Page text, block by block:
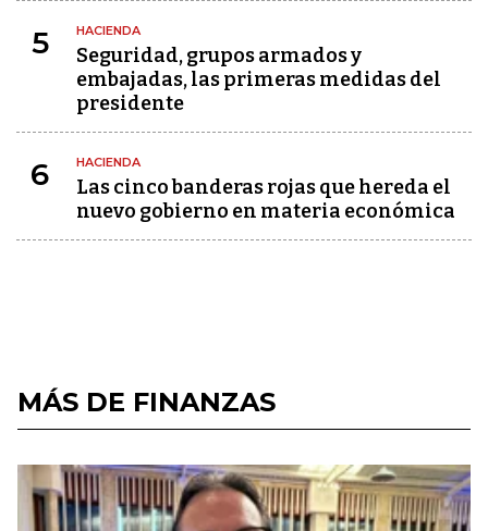
5 HACIENDA
Seguridad, grupos armados y
embajadas, las primeras medidas del
presidente
6 HACIENDA
Las cinco banderas rojas que hereda el
nuevo gobierno en materia económica
MÁS DE FINANZAS